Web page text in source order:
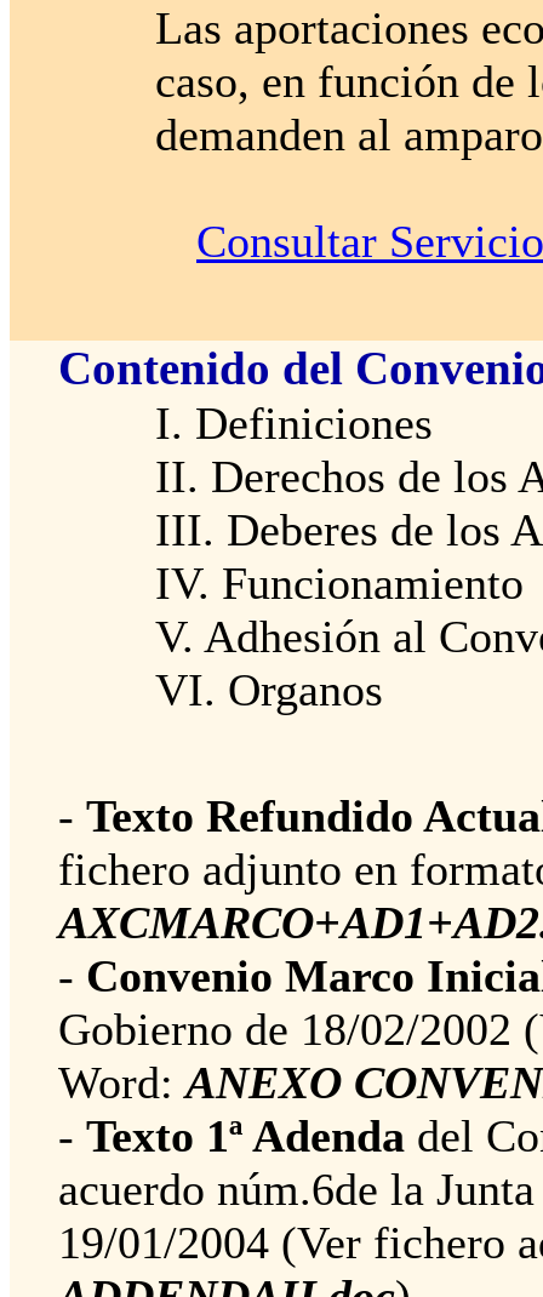
Las aportaciones
caso, en función de
demanden al
Consultar
Contenido del
I. Definiciones
II. Derechos de los
III. Deberes de los
IV. Funcionamiento
V. Adhesión al
VI. Organos
- Texto Refundido
fichero adjunto en
- Convenio Marco
Gobierno de 18/02/2002
Word:ANEXO
- Texto 1ª Adenda del
acuerdo núm.6de la
19/01/2004 (Ver fichero